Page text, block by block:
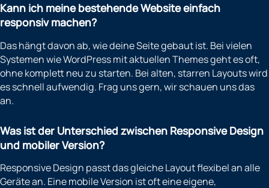
Kann ich meine bestehende Website einfach
responsiv machen?
Das hängt davon ab, wie deine Seite gebaut ist. Bei vielen
Systemen wie WordPress mit aktuellen Themes geht es oft,
ohne komplett neu zu starten. Bei alten, starren Layouts wird
es schnell aufwendig. Frag uns gern, wir schauen uns das
an.
Was ist der Unterschied zwischen Responsive Design
und mobiler Version?
Responsive Design passt das gleiche Layout flexibel an alle
Geräte an. Eine mobile Version ist oft eine eigene,